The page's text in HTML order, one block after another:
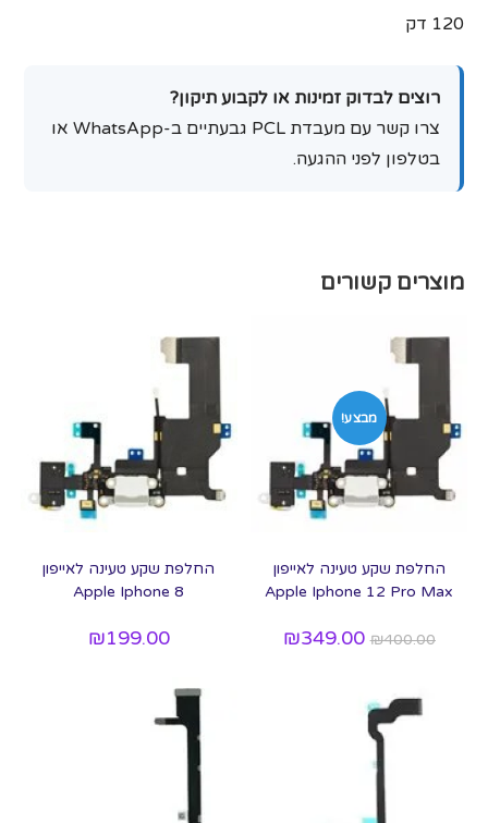
120 דק
רוצים לבדוק זמינות או לקבוע תיקון?
צרו קשר עם מעבדת PCL גבעתיים ב-WhatsApp או
בטלפון לפני ההגעה.
מוצרים קשורים
מבצע!
החלפת שקע טעינה לאייפון
Apple Iphone 12 Pro Max
₪400.00
₪349.00
החלפת שקע טעינה לאייפון
Apple Iphone 8
₪199.00